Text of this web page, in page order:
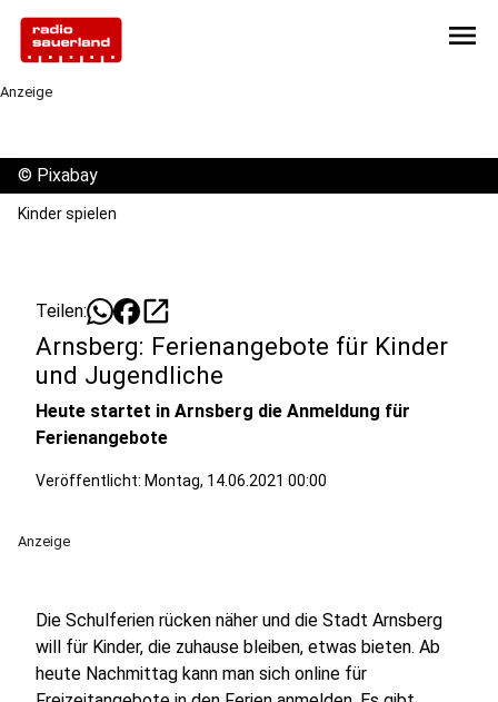
menu
Anzeige
© Pixabay
Kinder spielen
Teilen: open_in_new
Arnsberg: Ferienangebote für Kinder
und Jugendliche
Heute startet in Arnsberg die Anmeldung für
Ferienangebote
Veröffentlicht: Montag, 14.06.2021 00:00
Anzeige
Die Schulferien rücken näher und die Stadt Arnsberg
will für Kinder, die zuhause bleiben, etwas bieten. Ab
heute Nachmittag kann man sich online für